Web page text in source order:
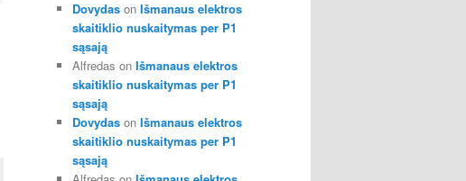
Dovydas on Išmanaus elektros
skaitiklio nuskaitymas per P1
sąsają
Alfredas on Išmanaus elektros
skaitiklio nuskaitymas per P1
sąsają
Dovydas on Išmanaus elektros
skaitiklio nuskaitymas per P1
sąsają